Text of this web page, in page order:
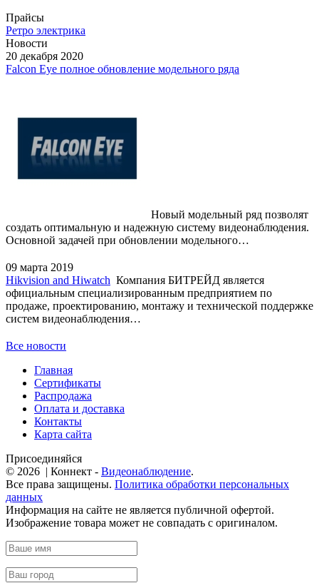
Прайсы
Ретро электрика
Новости
20 декабря 2020
Falcon Eye полное обновление модельного ряда
Новый модельный ряд позволят
создать оптимальную и надежную систему видеонаблюдения.
Основной задачей при обновлении модельного…
09 марта 2019
Hikvision and Hiwatch Компания БИТРЕЙД является
официальным специализированным предприятием по
продаже, проектированию, монтажу и технической поддержке
систем видеонаблюдения…
Все новости
Главная
Сертификаты
Распродажа
Оплата и доставка
Контакты
Карта сайта
Присоединяйся
© 2026 | Коннект - Видеонаблюдение.
Все права защищены. Политика обработки персональных
данных
Информация на сайте не является публичной офертой.
Изображение товара может не совпадать с оригиналом.